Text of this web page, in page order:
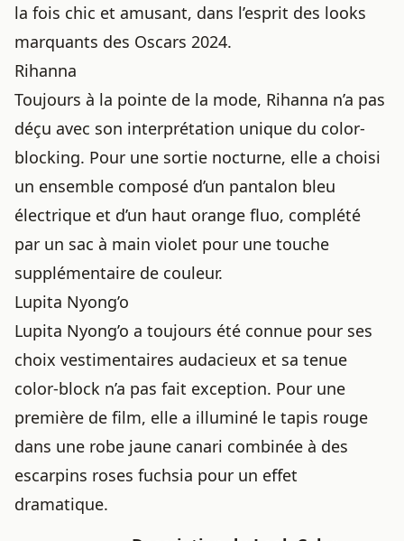
la fois chic et amusant, dans l’esprit des looks
marquants des Oscars 2024.
Rihanna
Toujours à la pointe de la mode, Rihanna n’a pas
déçu avec son interprétation unique du color-
blocking. Pour une sortie nocturne, elle a choisi
un ensemble composé d’un pantalon bleu
électrique et d’un haut orange fluo, complété
par un sac à main violet pour une touche
supplémentaire de couleur.
Lupita Nyong’o
Lupita Nyong’o a toujours été connue pour ses
choix vestimentaires audacieux et sa tenue
color-block n’a pas fait exception. Pour une
première de film, elle a illuminé le tapis rouge
dans une robe jaune canari combinée à des
escarpins roses fuchsia pour un effet
dramatique.